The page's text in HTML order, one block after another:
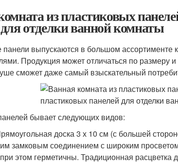
из пластиковых
отделки ванной комнаты
выпускаются в большом ассортименте
Продукция может отличаться по размеру
сможет даже самый взыскательный
бывает следующих видов:
доска 3 х 10 см (с большей
замковым соединением с широким
этом герметичны. Традиционная расцветка